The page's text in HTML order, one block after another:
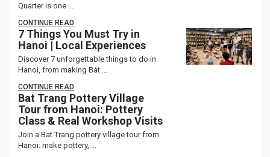
Quarter is one ...
CONTINUE READ
7 Things You Must Try in
Hanoi | Local Experiences
Discover 7 unforgettable things to do in
Hanoi, from making Bát ...
CONTINUE READ
Bat Trang Pottery Village
Tour from Hanoi: Pottery
Class & Real Workshop Visits
Join a Bat Trang pottery village tour from
Hanoi: make pottery, ...